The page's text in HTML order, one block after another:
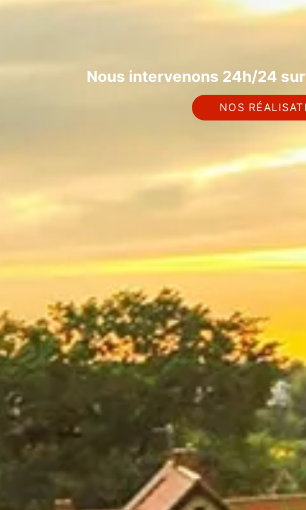
Nous intervenons 24h/24
NOS